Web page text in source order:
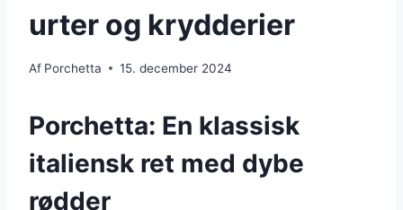
urter og krydderier
Af Porchetta 15. december 2024
Porchetta: En klassisk
italiensk ret med dybe
rødder